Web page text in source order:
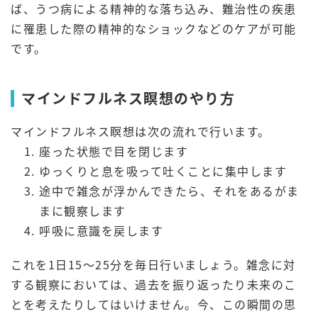
ば、うつ病による精神的な落ち込み、難治性の疾患
に罹患した際の精神的なショックなどのケアが可能
です。
マインドフルネス瞑想のやり方
マインドフルネス瞑想は次の流れで行います。
座った状態で目を閉じます
ゆっくりと息を吸って吐くことに集中します
途中で雑念が浮かんできたら、それをあるがま
まに観察します
呼吸に意識を戻します
これを1日15～25分を毎日行いましょう。雑念に対
する観察においては、過去を振り返ったり未来のこ
とを考えたりしてはいけません。今、この瞬間の思